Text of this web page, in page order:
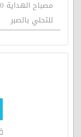
للتحلي بالصبر